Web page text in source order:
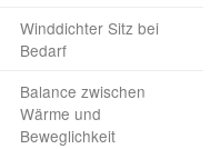
Winddichter Sitz bei
Bedarf
Balance zwischen
Wärme und
Beweglichkeit